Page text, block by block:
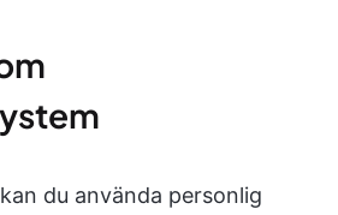
du använda personlig